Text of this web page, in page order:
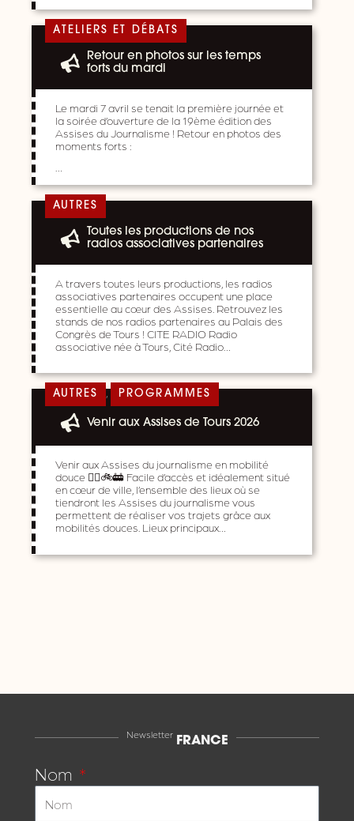
ATELIERS ET DÉBATS
Retour en photos sur les temps
forts du mardi
Le mardi 7 avril se tenait la première journée et
la soirée d’ouverture de la 19ème édition des
Assises du Journalisme ! Retour en photos des
moments forts :
AUTRES
Toutes les productions de nos
radios associatives partenaires
A travers toutes leurs productions, les radios
associatives partenaires occupent une place
essentielle au cœur des Assises. Retrouvez les
stands de nos radios partenaires au Palais des
Congrès de Tours ! CITE RADIO Radio
associative née à Tours, Cité Radio…
AUTRES , PROGRAMMES
Venir aux Assises de Tours 2026
Venir aux Assises du journalisme en mobilité
douce 🚶‍♀️🚲🚋 Facile d’accès et idéalement situé
en cœur de ville, l’ensemble des lieux où se
tiendront les Assises du journalisme vous
permettent de réaliser vos trajets grâce aux
mobilités douces. Lieux principaux…
Newsletter
FRANCE
Nom